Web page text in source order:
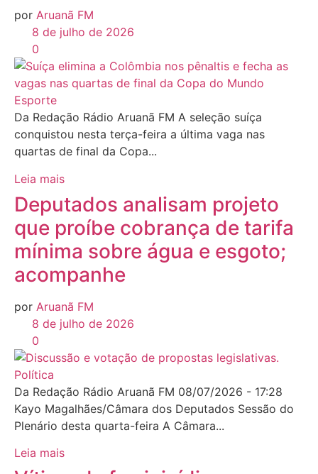
por Aruanã FM
8 de julho de 2026
0
Esporte
Da Redação Rádio Aruanã FM A seleção suíça
conquistou nesta terça-feira a última vaga nas
quartas de final da Copa...
Leia mais
Deputados analisam projeto
que proíbe cobrança de tarifa
mínima sobre água e esgoto;
acompanhe
por Aruanã FM
8 de julho de 2026
0
Política
Da Redação Rádio Aruanã FM 08/07/2026 - 17:28
Kayo Magalhães/Câmara dos Deputados Sessão do
Plenário desta quarta-feira A Câmara...
Leia mais